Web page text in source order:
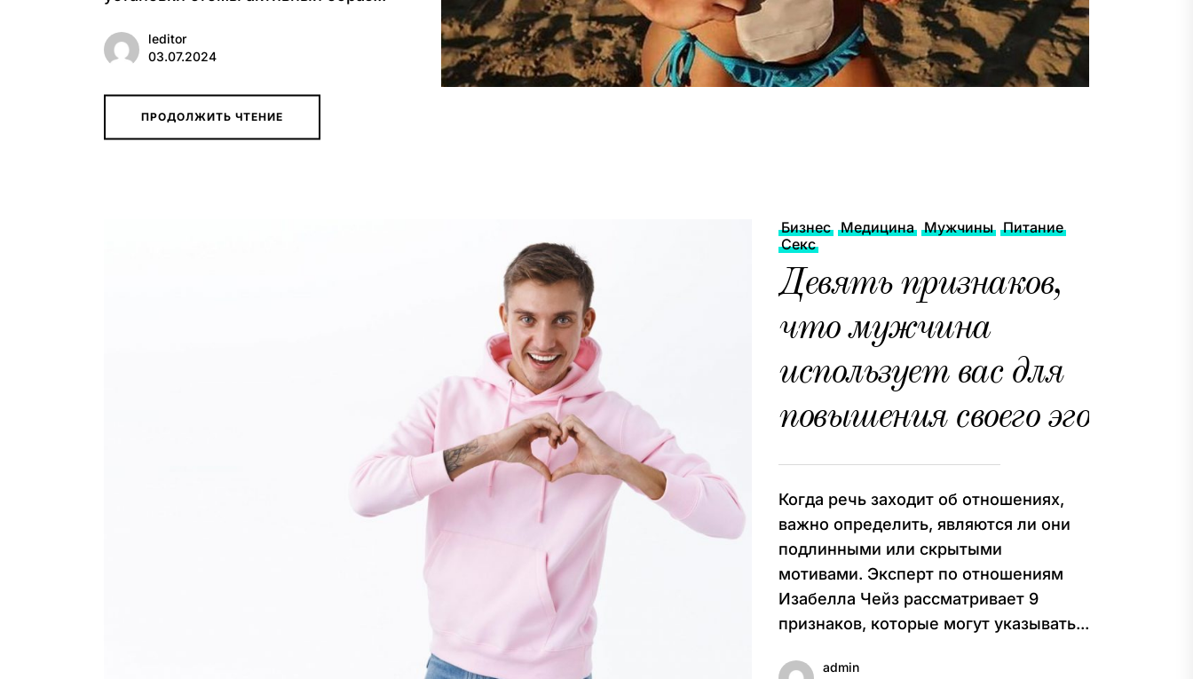
leditor
03.07.2024
ПРОДОЛЖИТЬ ЧТЕНИЕ
Бизнес Медицина Мужчины Питание
Секс
Девять признаков,
что мужчина
использует вас для
повышения своего эго
Когда речь заходит об отношениях,
важно определить, являются ли они
подлинными или скрытыми
мотивами. Эксперт по отношениям
Изабелла Чейз рассматривает 9
признаков, которые могут указывать...
admin